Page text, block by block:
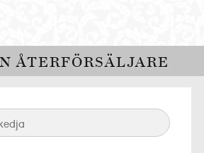
ÅTERFÖRSÄLJARE